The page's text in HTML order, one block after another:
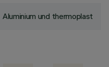
Aluminium und thermoplast